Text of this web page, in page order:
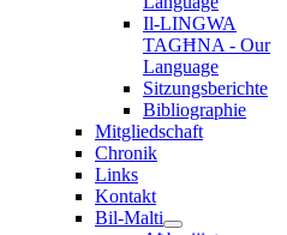
Il-LINGWA
TAGĦNA - Our
Language
Sitzungsberichte
Bibliographie
Mitgliedschaft
Chronik
Links
Kontakt
Bil-Malti